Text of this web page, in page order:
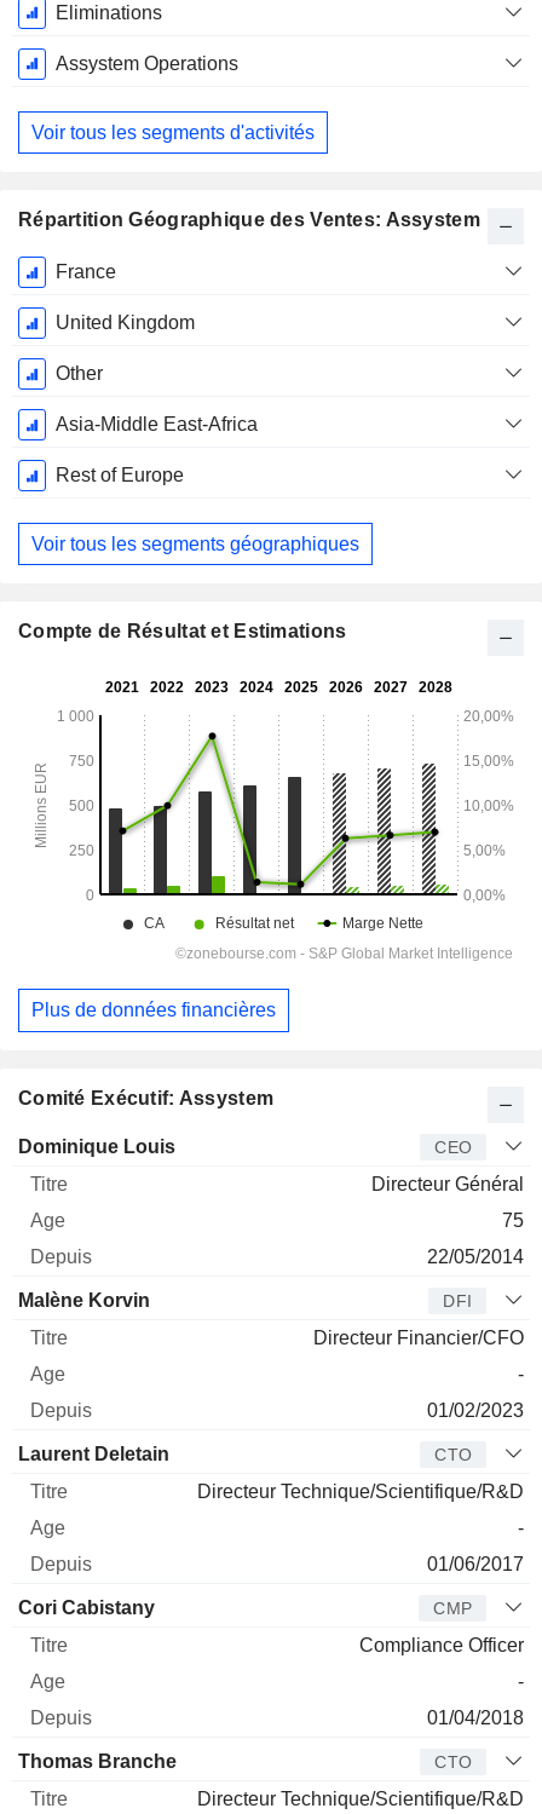
Eliminations
Assystem Operations
Voir tous les segments d'activités
Répartition Géographique des Ventes: Assystem
Période
Fiscale:
Décembre
France
United Kingdom
Other
Asia-Middle East-Africa
Rest of Europe
Voir tous les segments géographiques
Comité Exécutif: Assystem
Dirigeant Titre Age
Dominique Louis CEO
Directeur Général
75
22/05/2014
Malène Korvin DFI
Directeur Financier/CFO
-
01/02/2023
Laurent Deletain CTO
Directeur Technique/Scientifique/R&D
-
01/06/2017
Cori Cabistany CMP
Compliance Officer
-
01/04/2018
Thomas Branche CTO
Directeur Technique/Scientifique/R&D
Compte de Résultat et Estimations
Plus de données financières